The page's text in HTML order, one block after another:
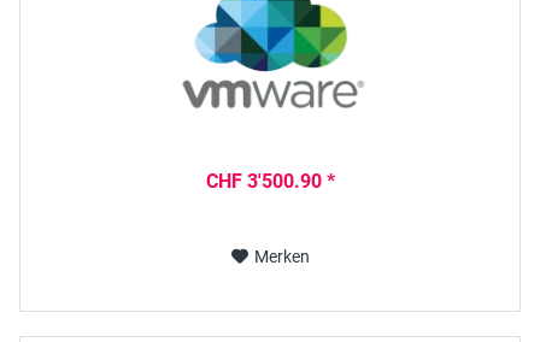
CHF 3'500.90 *
Merken